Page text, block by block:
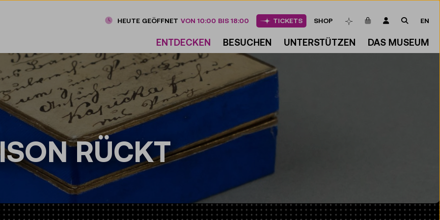
ENTDECKEN BESUCHEN UNTERSTÜTZEN DAS MUSEUM
HEUTE GEÖFFNET VON 10:00 BIS 18:00 TICKETS SHOP MERKLISTEARTIKEL IM
LOGIN SUCHE
EN
RÜCKT